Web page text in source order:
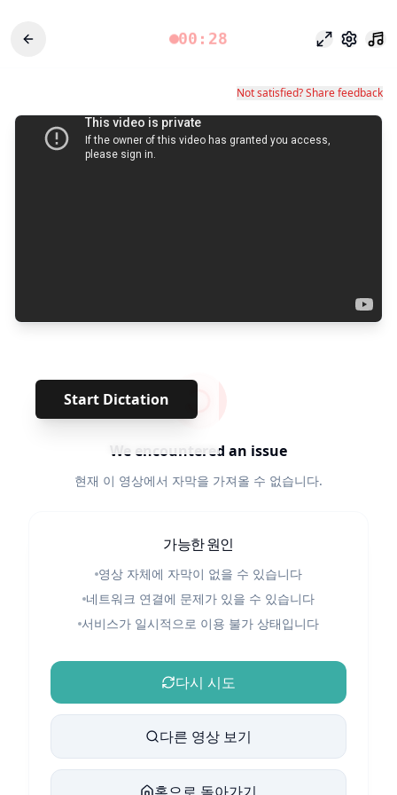
00:28 포커스 모드
설정
Not satisfied? Share feedback
Start Dictation
We encountered an issue
현재 이 영상에서 자막을 가져올 수 없습니다.
가능한 원인
영상 자체에 자막이 없을 수 있습니다
네트워크 연결에 문제가 있을 수 있습니다
서비스가 일시적으로 이용 불가 상태입니다
다시 시도
다른 영상 보기